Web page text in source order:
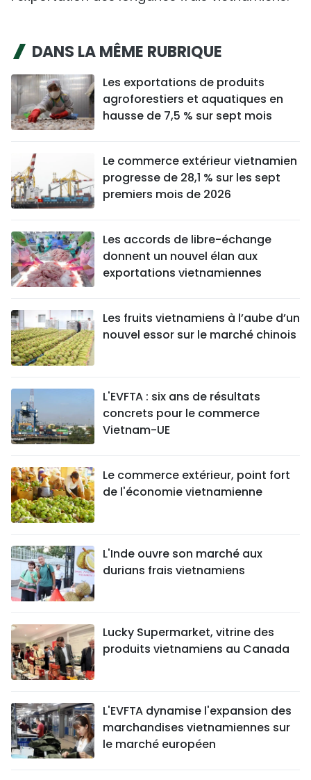
DANS LA MÊME RUBRIQUE
Les exportations de produits
agroforestiers et aquatiques en
hausse de 7,5 % sur sept mois
Le commerce extérieur vietnamien
progresse de 28,1 % sur les sept
premiers mois de 2026
Les accords de libre-échange
donnent un nouvel élan aux
exportations vietnamiennes
Les fruits vietnamiens à l’aube d’un
nouvel essor sur le marché chinois
L'EVFTA : six ans de résultats
concrets pour le commerce
Vietnam-UE
Le commerce extérieur, point fort
de l'économie vietnamienne
L'Inde ouvre son marché aux
durians frais vietnamiens
Lucky Supermarket, vitrine des
produits vietnamiens au Canada
L'EVFTA dynamise l'expansion des
marchandises vietnamiennes sur
le marché européen